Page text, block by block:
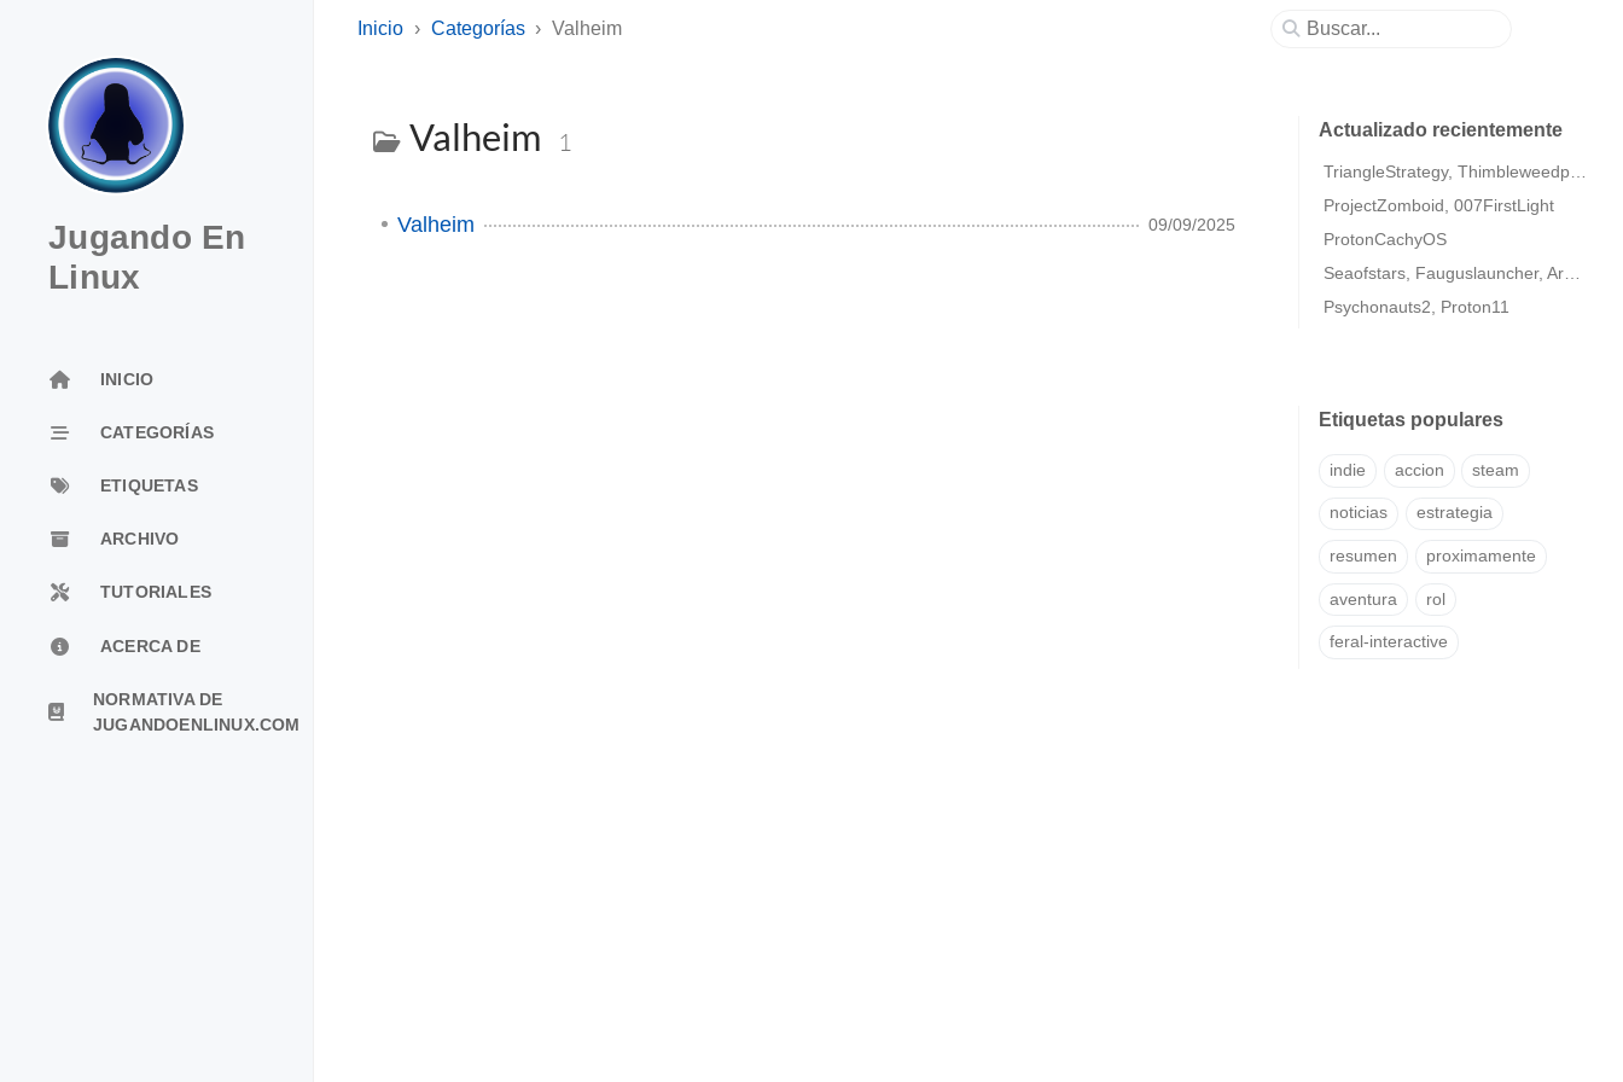
Jugando En
Linux
INICIO
CATEGORÍAS
ETIQUETAS
ARCHIVO
TUTORIALES
ACERCA DE
NORMATIVA DE
JUGANDOENLINUX.COM
Inicio Categorías Valheim
Valheim 1
Valheim 09/09/2025
Actualizado recientemente
ProjectZomboid, 007FirstLight
ProtonCachyOS
Psychonauts2, Proton11
Etiquetas populares
indie accion steam
noticias estrategia
resumen proximamente
aventura rol
feral-interactive